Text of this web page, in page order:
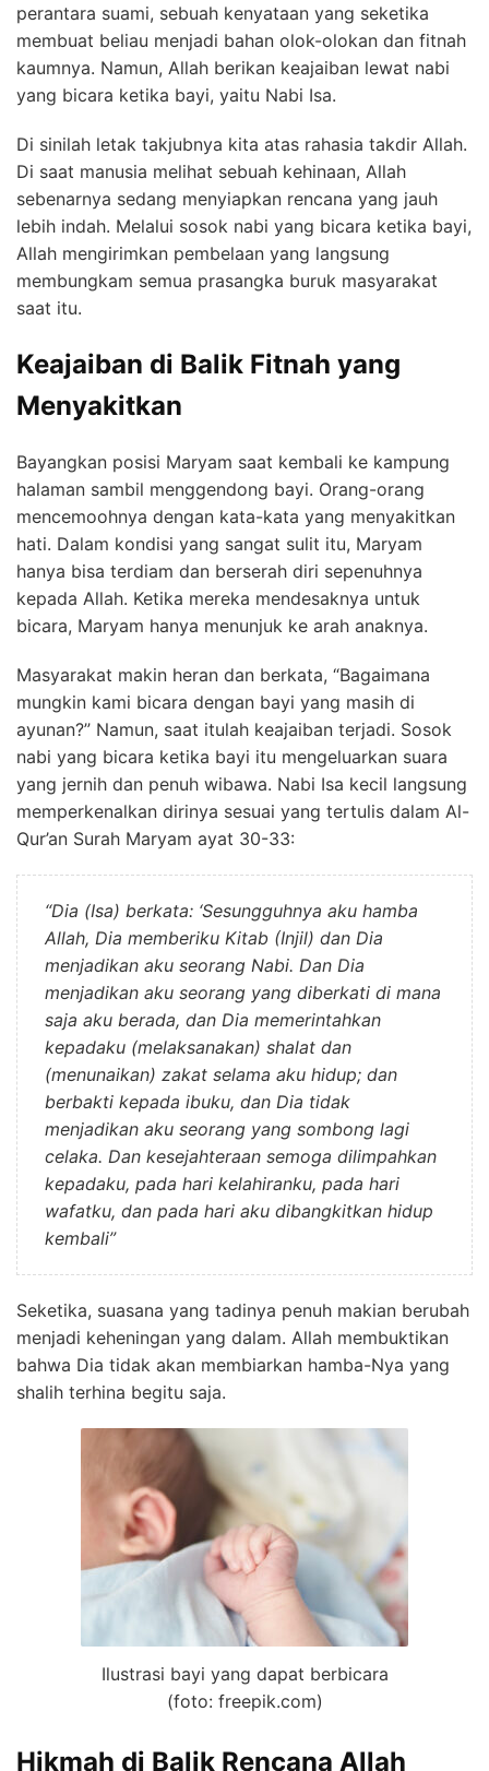
perantara suami, sebuah kenyataan yang seketika
membuat beliau menjadi bahan olok-olokan dan fitnah
kaumnya. Namun, Allah berikan keajaiban lewat nabi
yang bicara ketika bayi, yaitu Nabi Isa.
Di sinilah letak takjubnya kita atas rahasia takdir Allah.
Di saat manusia melihat sebuah kehinaan, Allah
sebenarnya sedang menyiapkan rencana yang jauh
lebih indah. Melalui sosok nabi yang bicara ketika bayi,
Allah mengirimkan pembelaan yang langsung
membungkam semua prasangka buruk masyarakat
saat itu.
Keajaiban di Balik Fitnah yang
Menyakitkan
Bayangkan posisi Maryam saat kembali ke kampung
halaman sambil menggendong bayi. Orang-orang
mencemoohnya dengan kata-kata yang menyakitkan
hati. Dalam kondisi yang sangat sulit itu, Maryam
hanya bisa terdiam dan berserah diri sepenuhnya
kepada Allah. Ketika mereka mendesaknya untuk
bicara, Maryam hanya menunjuk ke arah anaknya.
Masyarakat makin heran dan berkata, “Bagaimana
mungkin kami bicara dengan bayi yang masih di
ayunan?” Namun, saat itulah keajaiban terjadi. Sosok
nabi yang bicara ketika bayi itu mengeluarkan suara
yang jernih dan penuh wibawa. Nabi Isa kecil langsung
memperkenalkan dirinya sesuai yang tertulis dalam Al-
Qur’an Surah Maryam ayat 30-33:
“Dia (Isa) berkata: ‘Sesungguhnya aku hamba
Allah, Dia memberiku Kitab (Injil) dan Dia
menjadikan aku seorang Nabi. Dan Dia
menjadikan aku seorang yang diberkati di mana
saja aku berada, dan Dia memerintahkan
kepadaku (melaksanakan) shalat dan
(menunaikan) zakat selama aku hidup; dan
berbakti kepada ibuku, dan Dia tidak
menjadikan aku seorang yang sombong lagi
celaka. Dan kesejahteraan semoga dilimpahkan
kepadaku, pada hari kelahiranku, pada hari
wafatku, dan pada hari aku dibangkitkan hidup
kembali”
Seketika, suasana yang tadinya penuh makian berubah
menjadi keheningan yang dalam. Allah membuktikan
bahwa Dia tidak akan membiarkan hamba-Nya yang
shalih terhina begitu saja.
Ilustrasi bayi yang dapat berbicara
(foto: freepik.com)
Hikmah di Balik Rencana Allah